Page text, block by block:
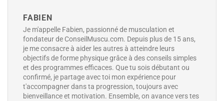
FABIEN
Je m'appelle Fabien, passionné de musculation et
fondateur de ConseilMuscu.com. Depuis plus de 15 ans,
je me consacre à aider les autres à atteindre leurs
objectifs de forme physique grâce à des conseils simples
et des programmes efficaces. Que tu sois débutant ou
confirmé, je partage avec toi mon expérience pour
t'accompagner dans ta progression, toujours avec
bienveillance et motivation. Ensemble, on avance vers tes